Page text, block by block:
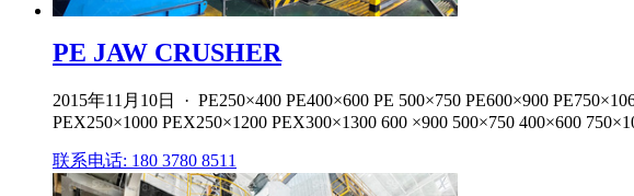
PE JAW CRUSHER
2015年11月10日 · PE250×400 PE400×600 PE 500×750 PE600×900
PEX250×1000 PEX250×1200 PEX300×1300 600 ×900 500×750 400×600
联系电话: 180 3780 8511